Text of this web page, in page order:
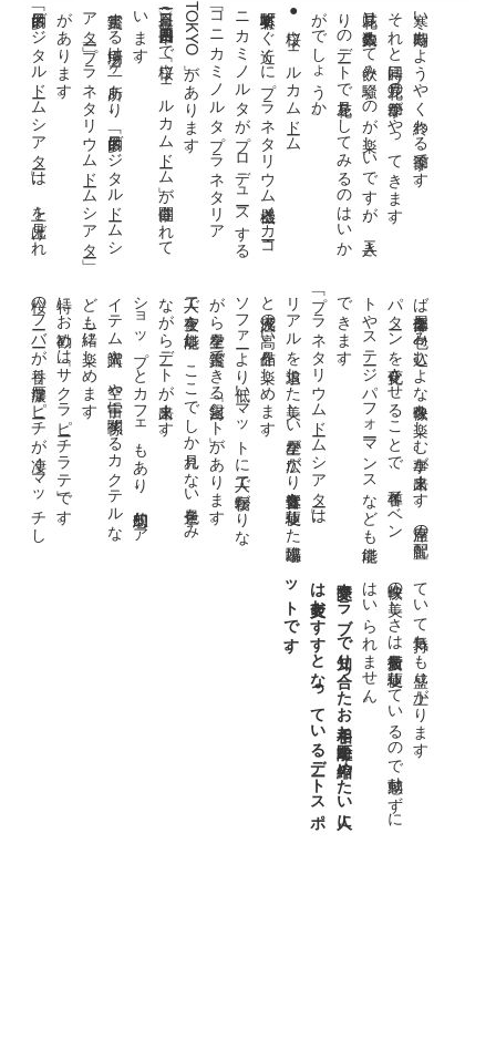
寒い時期もようやく終わる季節です。
それと同時に花見の季節がやってきます。
花見は人数集
め
て飲
み騒
ぐ
の
が楽
し
い
で
す
が
、二人
き
り
の
デー
ト
で花見
を
し
て
み
る
の
は
い
か
が
で
し
ょ
う
か
。
●桜ウェルカムドーム
有楽町駅す
ぐ近
く
に
プ
ラ
ネ
タ
リ
ウ
ム機器
メー
カー・
コ
ニ
カ
ミ
ノ
ル
タ
が
プ
ロ
デ
ュー
ス
す
る「
コ
ニ
カ
ミ
ノ
ル
タ
プ
ラ
ネ
タ
リ
ア
T
O
K
Y
O」
が
あ
り
ま
す
。
三月一日（金）～四月十四日（日）
ま
で「桜
ウ
ェ
ル
カ
ム
ドー
ム」
が開催
さ
れ
て
い
ま
す
。
鑑賞す
る場所
は二
ヶ所
あ
り
、「多目的
デ
ジ
タ
ル
ドー
ム
シ
ア
ター」「
プ
ラ
ネ
タ
リ
ウ
ム
ドー
ム
シ
ア
ター」
が
あ
り
ま
す
。
「多目的デ
ジ
タ
ル
ドー
ム
シ
ア
ター」
は
、上
を見上
げ
れ
ば部屋全体
を包
み込
む
よ
な映像
を楽
し
む事
が出来
ま
す
。座席
の配置
パ
ター
ン
を変化
さ
せ
る
こ
と
で
、各種
イ
ベ
ン
ト
や
ス
テー
ジ
パ
フ
ォー
マ
ン
ス
な
ど
も堪能
で
き
ま
す
。
「プ
ラ
ネ
タ
リ
ウ
ム
ドー
ム
シ
ア
ター」
は
、
リ
ア
ル
を追求
し
た美
し
い星空
が広
が
り立体音響
を駆使
し
た臨場感
と没入感
の高
い作品
を楽
し
め
ま
す
。
ソ
フ
ァー
よ
り低
い
マ
ッ
ト
に二人
で寝転
が
り
な
が
ら星空
を鑑賞
で
き
る「銀河
シー
ト」
が
あ
り
ま
す
。
二人で夜空
を堪能
し
、
こ
こ
で
し
か見
れ
な
い景色
を
み
な
が
ら
デー
ト
が出来
ま
す
。
シ
ョ
ッ
プ
と
カ
フ
ェ
も
あ
り
、幻想的
な
ア
イ
テ
ム購入
や
、空
や宇宙
に関係
す
る
カ
ク
テ
ル
な
ど
も一緒
に楽
し
め
ま
す
。
特にお勧めは「サクラピーチラテ」です。
桜の
フー
バー
が香
り濃厚
な
ピー
チ
が凄
く
マ
ッ
チ
し
て
い
て気持
ち
も盛
り上
が
り
ま
す
。
映像の美
し
さ
は最新技術
を駆使
し
て
い
る
の
で感動
せ
ず
に
は
い
ら
れ
ま
せ
ん
。
交際ク
ラ
ブ
で知
り合
っ
た
お相手
と距離
を縮
め
た
い人
に
は大変
お
す
す
と
な
っ
て
い
る
デー
ト
ス
ポ
ッ
ト
で
す
。